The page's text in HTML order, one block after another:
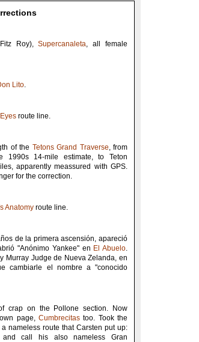
Roy),Supercanaleta, all female
Lito.
route line.
of the Tetons Grand Traverse, from
1990s 14-mile estimate, to Teton
apparently meassured with GPS.
for the correction.
Anatomy route line.
de la primera ascensión, apareció
"Anónimo Yankee" en El Abuelo.
Murray Judge de Nueva Zelanda, en
cambiarle el nombre a "conocido
crap on the Pollone section. Now
page, Cumbrecitastoo. Took the
a nameless route that Carsten put up:
call his also nameless Gran